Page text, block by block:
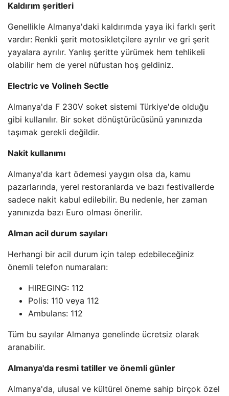
Kaldırım şeritleri
Genellikle Almanya'daki kaldırımda yaya iki farklı şerit
vardır: Renkli şerit motosikletçilere ayrılır ve gri şerit
yayalara ayrılır. Yanlış şeritte yürümek hem tehlikeli
olabilir hem de yerel nüfustan hoş geldiniz.
Electric ve Volineh Sectle
Almanya'da F 230V soket sistemi Türkiye'de olduğu
gibi kullanılır. Bir soket dönüştürücüsünü yanınızda
taşımak gerekli değildir.
Nakit kullanımı
Almanya'da kart ödemesi yaygın olsa da, kamu
pazarlarında, yerel restoranlarda ve bazı festivallerde
sadece nakit kabul edilebilir. Bu nedenle, her zaman
yanınızda bazı Euro olması önerilir.
Alman acil durum sayıları
Herhangi bir acil durum için talep edebileceğiniz
önemli telefon numaraları:
HIREGING: 112
Polis: 110 veya 112
Ambulans: 112
Tüm bu sayılar Almanya genelinde ücretsiz olarak
aranabilir.
Almanya'da resmi tatiller ve önemli günler
Almanya'da, ulusal ve kültürel öneme sahip birçok özel